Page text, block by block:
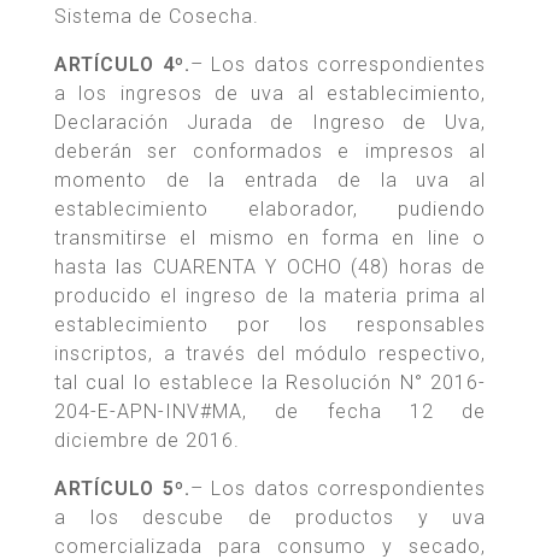
Sistema de Cosecha.
ARTÍCULO 4º.– Los datos correspondientes
a los ingresos de uva al establecimiento,
Declaración Jurada de Ingreso de Uva,
deberán ser conformados e impresos al
momento de la entrada de la uva al
establecimiento elaborador, pudiendo
transmitirse el mismo en forma en line o
hasta las CUARENTA Y OCHO (48) horas de
producido el ingreso de la materia prima al
establecimiento por los responsables
inscriptos, a través del módulo respectivo,
tal cual lo establece la Resolución N° 2016-
204-E-APN-INV#MA, de fecha 12 de
diciembre de 2016.
ARTÍCULO 5º.– Los datos correspondientes
a los descube de productos y uva
comercializada para consumo y secado,